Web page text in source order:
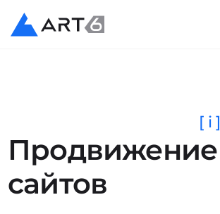
Продвижение
сайтов
[ i ]